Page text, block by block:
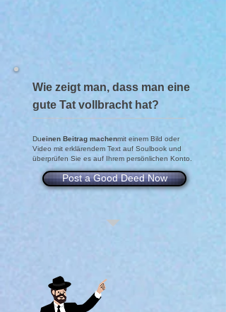
Wie zeigt man, dass man eine
gute Tat vollbracht hat?
Dueinen Beitrag machenmit einem Bild oder
Video mit erklärendem Text auf Soulbook und
überprüfen Sie es auf Ihrem persönlichen Konto.
Post a Good Deed Now